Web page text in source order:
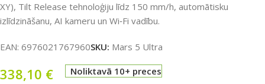
XY), Tilt Release tehnoloģiju līdz 150 mm/h, automātisku
izlīdzināšanu, AI kameru un Wi‑Fi vadību.
EAN: 6976021767960SKU: Mars 5 Ultra
338,10 € Noliktavā 10+ preces